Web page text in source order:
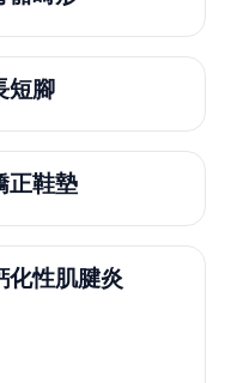
短腳
正鞋墊
化性肌腱炎